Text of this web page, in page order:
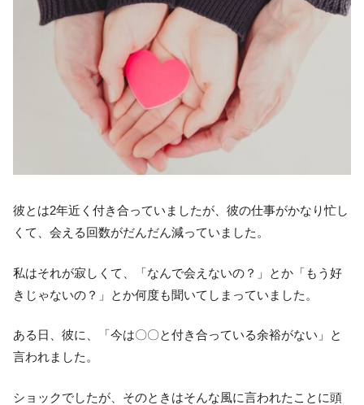
彼とは2年近く付き合っていましたが、彼の仕事がかなり忙し
くて、会える回数がだんだん減っていました。
私はそれが寂しくて、「なんで会えないの？」とか「もう好
きじゃないの？」とか何度も聞いてしまっていました。
ある日、彼に、「今は〇〇と付き合っている余裕がない」と
言われました。
ショックでしたが、そのときはそんな風に言われたことに頭